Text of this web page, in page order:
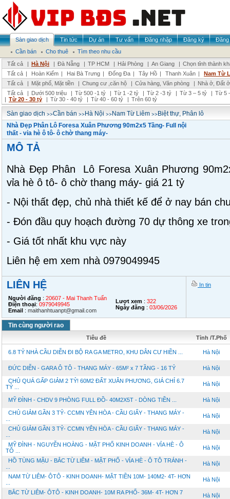
Sàn giao dịch Tin tức Dự án Tư vấn Đăng nhập Đăng ký
Đăng
Cần bán
Cho thuê
Tìm theo nhu cầu
Tất cả
| Hà Nội | Đà Nẵng | TP HCM | Hải Phòng | An Giang | Chọn tỉnh thành
Tất cả | Hoàn Kiếm | Hai Bà Trưng | Đống Đa | Tây Hồ | Thanh Xuân |
Nam Từ
Tất cả
| Mặt phố, Mặt tiền | Chung cư ,căn hộ | Cửa hàng, Văn phòng | Nhà ở, Đất ở
Tất cả
| Dưới 500 triệu | Từ 500 -1 tỷ | Từ 1 -2 tỷ | Từ 2 -3 tỷ | Từ 3 – 5 tỷ | Từ 5
| Từ 20 - 30 tỷ | Từ 30 - 40 tỷ | Từ 40 - 60 tỷ | Trên 60 tỷ
Sàn giao dịch >>Cần bán >>Hà Nội >>Nam Từ Liêm >>Biệt thự, Phân lô
Nhà Đẹp Phân Lô Foresa Xuân Phương 90m2x5 Tầng- Full nội
thất - vỉa hè ô tô- ô chờ thang máy-
MÔ TẢ
Nhà Đẹp Phân Lô Foresa Xuân Phương
vỉa hè ô tô- ô chờ thang máy- giá 21 tỷ
- Nội thất đẹp, chủ nhà thiết kế để ở nay bán
- Đón đầu quy hoạch đường 70 dự thông xe
- Giá tốt nhất khu vực này
Liên hệ em xem nhà 0979049945
LIÊN HỆ
Người đăng : 20607 - Mai Thanh Tuấn
Điện thoại: 0979049945
Email : maithanhtuanpt@gmail.com
Lượt xem : 322
Ngày đăng : 03/06/2026
In tin
Tin cùng người rao
Tiêu đề Tỉnh /T.Phố
6.8 TỶ NHÀ CẦU DIỄN ĐI BỘ RA GA METRO, KHU DÂN CƯ HIỀN ... Hà Nội
ĐỨC DIỄN - GARA Ô TÔ - THANG MÁY - 65M² x 7 TẦNG - 16 TỶ Hà Nội
CHỦ QUÁ GẤP GIẢM 2 TỶ! 60M2 ĐẤT XUÂN PHƯƠNG, GIÁ CHỈ 6.7
TỶ ...
Hà Nội
MỸ ĐÌNH - CHDV 9 PHÒNG FULL ĐỒ- 40M2X5T - DÒNG TIỀN ... Hà Nội
CHỦ GIẢM GẦN 3 TỶ- CCMN YÊN HÒA - CẦU GIẤY - THANG MÁY -
Hà Nội
CHỦ GIẢM GẦN 3 TỶ- CCMN YÊN HÒA - CẦU GIẤY - THANG MÁY -
Hà Nội
MỸ ĐÌNH - NGUYỄN HOÀNG - MẶT PHỐ KINH DOANH - VỈA HÈ - Ô
TÔ ...
Hà Nội
HỒ TÙNG MẬU - BẮC TỪ LIÊM - MẶT PHỐ - VỈA HÈ - Ô TÔ TRÁNH -
Hà Nội
NAM TỪ LIÊM- ÔTÔ - KINH DOANH- MẶT TIỀN 10M- 140M2- 4T- HƠN
Hà Nội
BẮC TỪ LIÊM- ÔTÔ - KINH DOANH- 10M RA PHỐ- 36M- 4T- HƠN 7
Hà Nội